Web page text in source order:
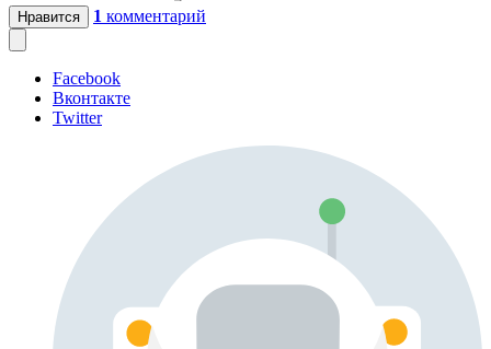
Нравится 1 комментарий
Facebook
Вконтакте
Twitter